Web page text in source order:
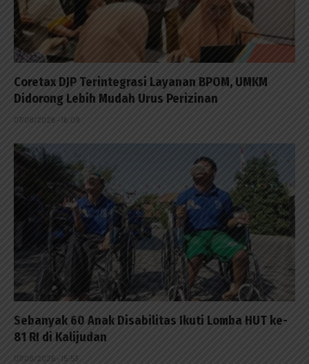
Coretax DJP Terintegrasi Layanan BPOM, UMKM
Didorong Lebih Mudah Urus Perizinan
07/08/2026 - 16:09
Sebanyak 60 Anak Disabilitas Ikuti Lomba HUT ke-
81 RI di Kalijudan
07/08/2026 - 15:53